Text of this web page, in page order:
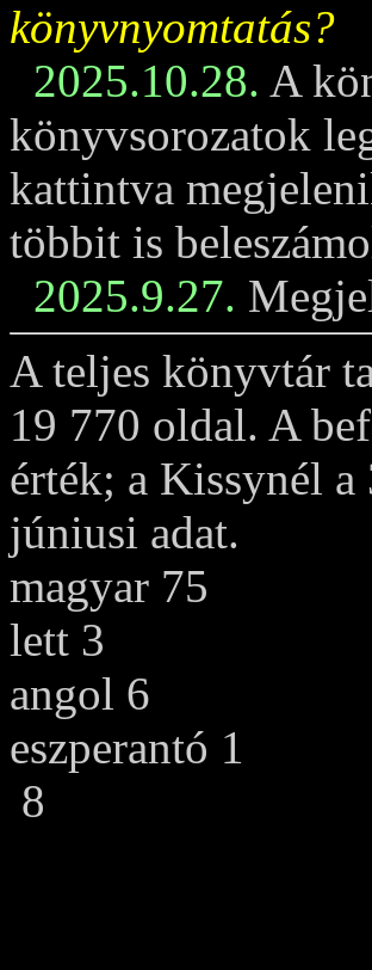
könyvnyomtatás?
2025.10.28. A
könyvsorozatok
kattintva
többit is
2025.9.27.
A teljes könyvtár
19 770 oldal. A
érték; a Kissynél
júniusi adat.
magyar 75
lett 3
angol 6
eszperantó 1
8